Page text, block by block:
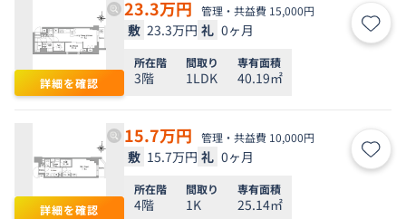
詳細を確認
23.3万円 管理・共益費 15,000円
敷 23.3万円 礼 0ヶ月 お気
所在階
3階
間取り
1LDK
専有面積
40.19㎡
詳細を確認
15.7万円 管理・共益費 10,000円
敷 15.7万円 礼 0ヶ月 お気
所在階
4階
間取り
1K
専有面積
25.14㎡